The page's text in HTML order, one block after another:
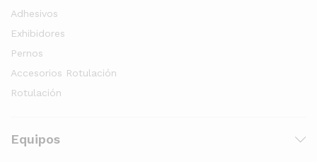
Adhesivos
Exhibidores
Pernos
Accesorios Rotulación
Rotulación
Equipos